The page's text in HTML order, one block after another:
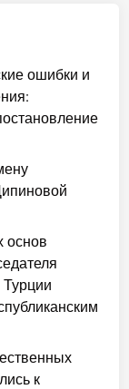
ошибки и
основ
Турции
к